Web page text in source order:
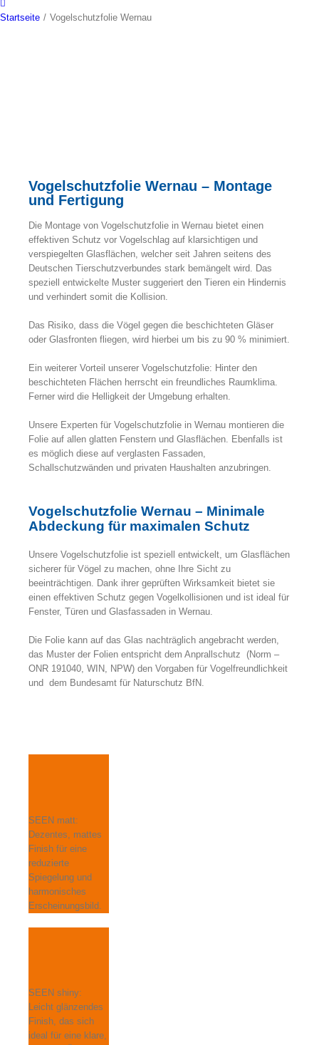
Startseite / Vogelschutzfolie Wernau
Vogelschutzfolie Wernau – Montage
und Fertigung
Die Montage von Vogelschutzfolie in Wernau bietet einen
effektiven Schutz vor Vogelschlag auf klarsichtigen und
verspiegelten Glasflächen, welcher seit Jahren seitens des
Deutschen Tierschutzverbundes stark bemängelt wird. Das
speziell entwickelte Muster suggeriert den Tieren ein Hindernis
und verhindert somit die Kollision.
Das Risiko, dass die Vögel gegen die beschichteten Gläser
oder Glasfronten fliegen, wird hierbei um bis zu 90 % minimiert.
Ein weiterer Vorteil unserer Vogelschutzfolie: Hinter den
beschichteten Flächen herrscht ein freundliches Raumklima.
Ferner wird die Helligkeit der Umgebung erhalten.
Unsere Experten für Vogelschutzfolie in Wernau montieren die
Folie auf allen glatten Fenstern und Glasflächen. Ebenfalls ist
es möglich diese auf verglasten Fassaden,
Schallschutzwänden und privaten Haushalten anzubringen.
Vogelschutzfolie Wernau – Minimale
Abdeckung für maximalen Schutz
Unsere Vogelschutzfolie ist speziell entwickelt, um Glasflächen
sicherer für Vögel zu machen, ohne Ihre Sicht zu
beeinträchtigen. Dank ihrer geprüften Wirksamkeit bietet sie
einen effektiven Schutz gegen Vogelkollisionen und ist ideal für
Fenster, Türen und Glasfassaden in Wernau.
Die Folie kann auf das Glas nachträglich angebracht werden,
das Muster der Folien entspricht dem Anprallschutz (Norm –
ONR 191040, WIN, NPW) den Vorgaben für Vogelfreundlichkeit
und dem Bundesamt für Naturschutz BfN.
SEEN matt:
Dezentes, mattes
Finish für eine
reduzierte
Spiegelung und
harmonisches
Erscheinungsbild.
SEEN shiny:
Leicht glänzendes
Finish, das sich
ideal für eine klare,